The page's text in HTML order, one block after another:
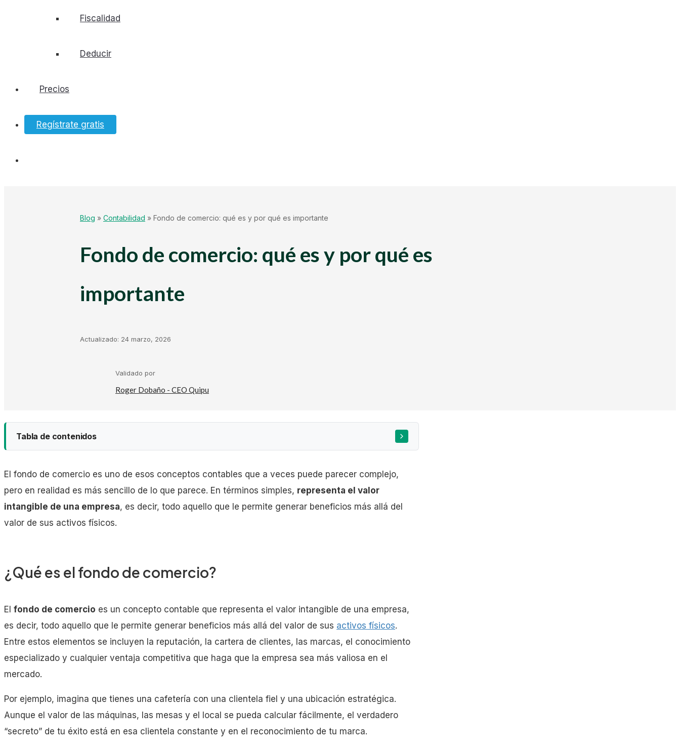
Fiscalidad
Deducir
Bancos
Kit Digital
Plantillas Facturación
Plantillas Negocio
Laboral
Empresas
Precios
Regístrate gratis
Blog » Contabilidad » Fondo de comercio: qué es y por qué es importante
Fondo de comercio: qué es y por qué es
importante
Actualizado: 24 marzo, 2026
Validado por
Roger Dobaño - CEO Quipu
Tabla de contenidos
Marca y reputación
Ubicación estratégica
Equipo humano y cultura empresarial
Licencias, contratos y derechos exclusivos
El fondo de comercio es uno de esos conceptos contables que a veces puede parecer complejo,
pero en realidad es más sencillo de lo que parece. En términos simples, representa el valor
intangible de una empresa, es decir, todo aquello que le permite generar beneficios más allá del
valor de sus activos físicos.
¿Qué es el fondo de comercio?
El fondo de comercio es un concepto contable que representa el valor intangible de una empresa,
es decir, todo aquello que le permite generar beneficios más allá del valor de sus activos físicos.
Entre estos elementos se incluyen la reputación, la cartera de clientes, las marcas, el conocimiento
especializado y cualquier ventaja competitiva que haga que la empresa sea más valiosa en el
mercado.
Por ejemplo, imagina que tienes una cafetería con una clientela fiel y una ubicación estratégica.
Aunque el valor de las máquinas, las mesas y el local se pueda calcular fácilmente, el verdadero
“secreto” de tu éxito está en esa clientela constante y en el reconocimiento de tu marca.